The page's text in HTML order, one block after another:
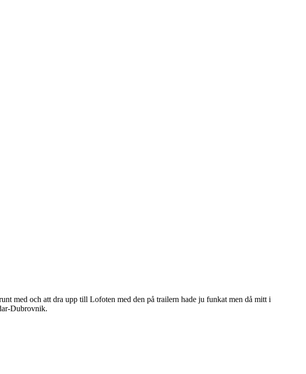
med och att dra upp till Lofoten med den på trailern hade ju funkat men då mitt i
Dubrovnik.